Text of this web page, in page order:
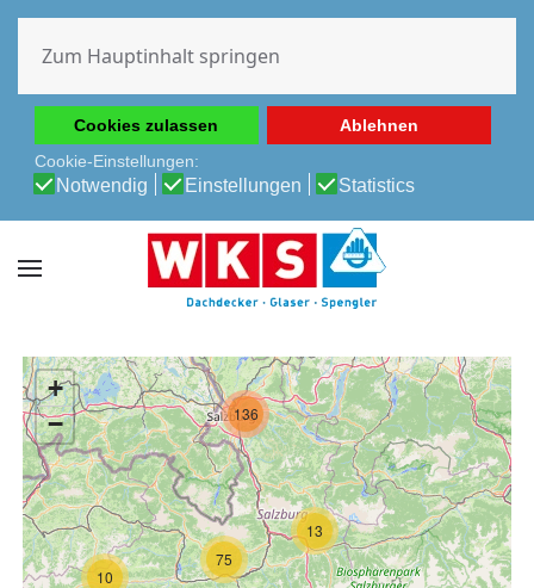
Erfahrung auf unserer Website zu ermöglichen.
Cookie-Richtlinie
Datenschutz-Bestimmungen
Cookies zulassen
Ablehnen
Cookie-Einstellungen:
Notwendig Einstellungen Statistics
Zum Hauptinhalt springen
10
13
75
136
+
−